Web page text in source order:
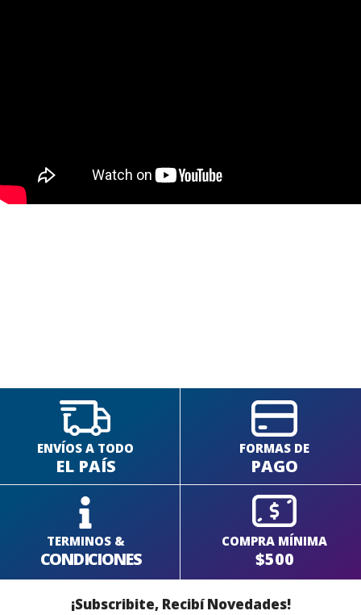
ENVÍOS A TODO
EL PAÍS
FORMAS DE
PAGO
TERMINOS &
CONDICIONES
COMPRA MÍNIMA
$500
¡Subscribite, Recibí Novedades!